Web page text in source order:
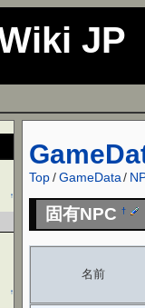
JP
Top / GameData /
固有NPC †
名前
↑
↑